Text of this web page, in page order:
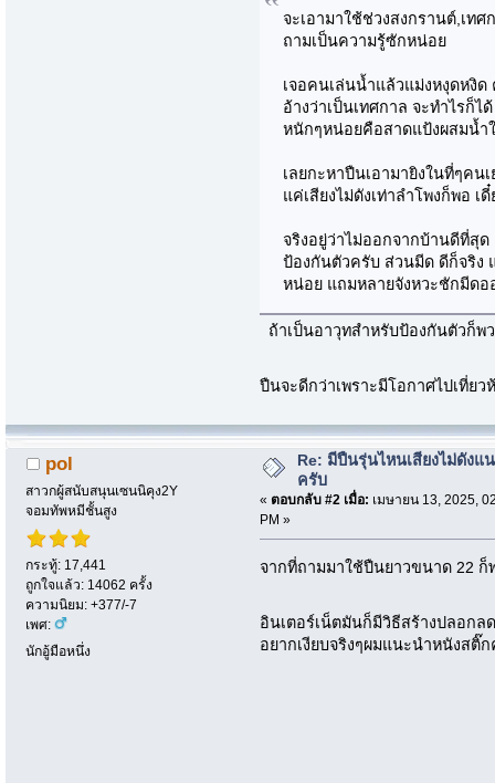
จะเอามาใช้ช่วงสงกรานต์,เท
ถามเป็นความรู้ซักหน่อย
เจอคนเล่นน้ำแล้วแม่งหงุดหงิ
อ้างว่าเป็นเทศกาล จะทำไรก็
หนักๆหน่อยคือสาดแป้งผสมน้ำ
เลยกะหาปืนเอามายิงในที่ๆคน
แค่เสียงไม่ดังเท่าลำโพงก็พอ เดี๋
จริงอยู่ว่าไม่ออกจากบ้านดีที่สุ
ป้องกันตัวครับ ส่วนมีด ดีก็จริง
หน่อย แถมหลายจังหวะชักมีด
ถ้าเป็นอาวุทสำหรับป้องกันตัวก็
ปืนจะดีกว่าเพราะมีโอกาศไปเที่ย
pol
สาวกผู้สนับสนุนเซนนิคุง2Y
จอมทัพหมีชั้นสูง
กระทู้: 17,441
ถูกใจแล้ว: 14062 ครั้ง
ความนิยม: +377/-7
เพศ:
นักอู้มือหนึ่ง
Re: มีปืนรุ่นไหนเสียงไม่ดังแ
ครับ
« ตอบกลับ #2 เมื่อ: เมษายน 13, 2025,
PM »
จากที่ถามมาใช้ปืนยาวขนาด 22
อินเตอร์เน็ตมันก็มีวิธีสร้างปลอกล
อยากเงียบจริงๆผมแนะนำหนังสติ๊